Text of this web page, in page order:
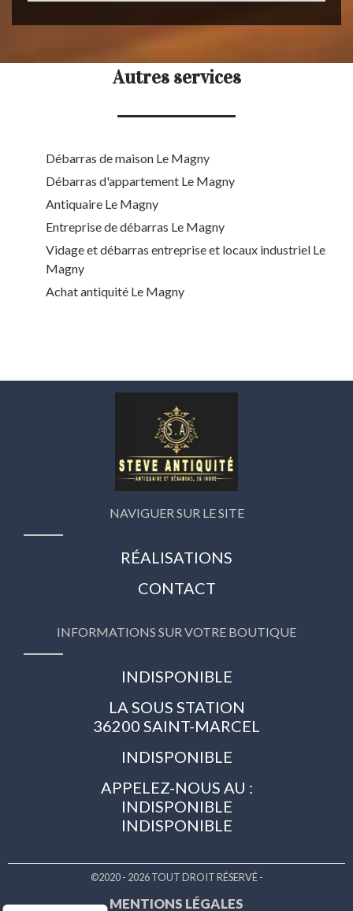
Autres services
Débarras de maison Le Magny
Débarras d'appartement Le Magny
Antiquaire Le Magny
Entreprise de débarras Le Magny
Vidage et débarras entreprise et locaux industriel Le
Magny
Achat antiquité Le Magny
NAVIGUER SUR LE SITE
RÉALISATIONS
CONTACT
INFORMATIONS SUR VOTRE BOUTIQUE
INDISPONIBLE
LA SOUS STATION
36200 SAINT-MARCEL
INDISPONIBLE
APPELEZ-NOUS AU :
INDISPONIBLE
INDISPONIBLE
©2020 - 2026 TOUT DROIT RÉSERVÉ -
MENTIONS LÉGALES